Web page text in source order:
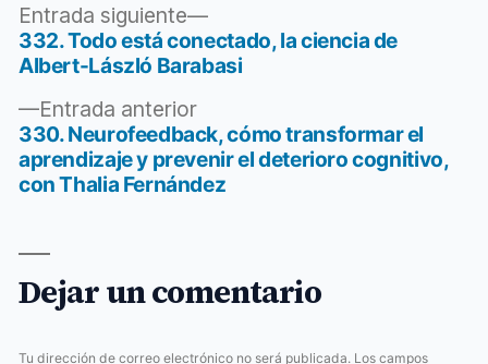
Navegación
de
entradas
Entrada anteriorEntrada
anterior:
330. Neurofeedback, cómo transformar el
aprendizaje y prevenir el deterioro cognitivo,
con Thalia Fernández
Entrada siguiente
Entrada
siguiente:
332. Todo está conectado, la ciencia de
Albert-László Barabasi
Dejar un comentario
Tu dirección de correo electrónico no será publicada. Los campos